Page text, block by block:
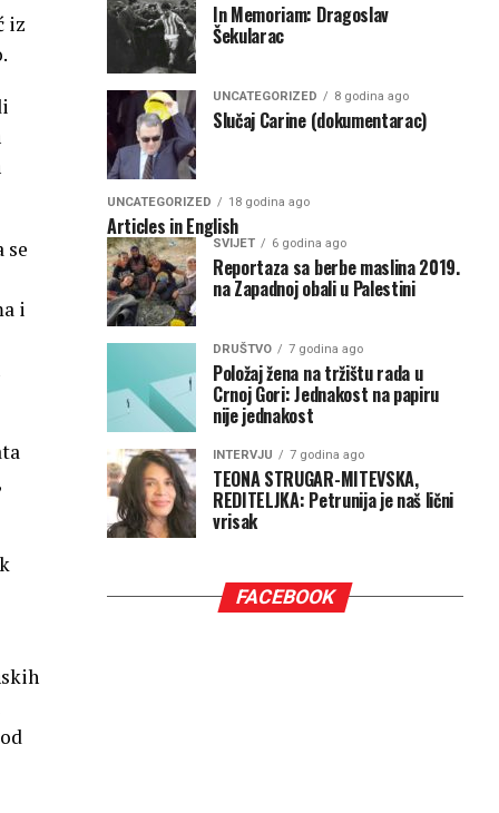
iz
se
i
In Memoriam: Dragoslav
Šekularac
UNCATEGORIZED 8 godina ago
Slučaj Carine (dokumentarac)
UNCATEGORIZED 18 godina ago
Articles in English
SVIJET 6 godina ago
Reportaza sa berbe maslina 2019.
na Zapadnoj obali u Palestini
DRUŠTVO 7 godina ago
Položaj žena na tržištu rada u
Crnoj Gori: Jednakost na papiru
nije jednakost
INTERVJU 7 godina ago
TEONA STRUGAR-MITEVSKA,
REDITELJKA: Petrunija je naš lični
vrisak
FACEBOOK